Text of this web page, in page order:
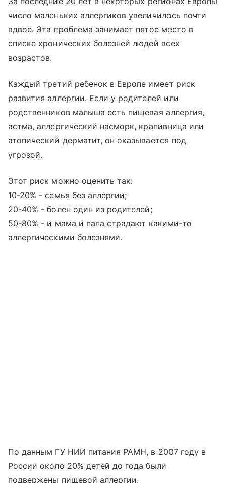
число маленьких аллергиков увеличилось почти
вдвое. Эта проблема занимает пятое место в
списке хронических болезней людей всех
возрастов.
Каждый третий ребенок в Европе имеет риск
развития аллергии. Если у родителей или
родственников малыша есть пищевая аллергия,
астма, аллергический насморк, крапивница или
атопический дерматит, он оказывается под
угрозой.
Этот риск можно оценить так:
10-20% - семья без аллергии;
20-40% - болен один из родителей;
50-80% - и мама и папа страдают какими-то
аллергическими болезнями.
По данным ГУ НИИ питания РАМН, в 2007 году в
России около 20% детей до года были
подвержены пищевой аллергии.